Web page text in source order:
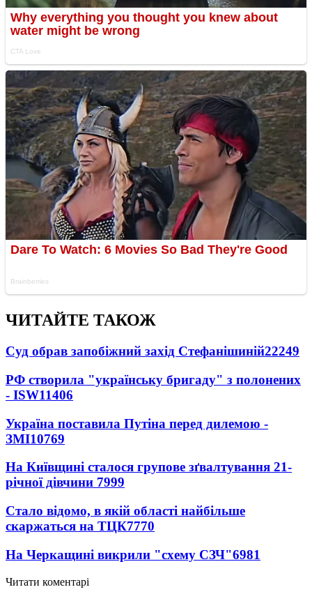
ЧИТАЙТЕ ТАКОЖ
Суд обрав запобіжний захід Стефанішиній22249
РФ створила "українську бригаду" з полонених
- ISW11406
Україна поставила Путіна перед дилемою -
ЗМІ10769
На Київщині сталося групове зґвалтування 21-
річної дівчини 7999
Стало відомо, в якій області найбільше
скаржаться на ТЦК7770
На Черкащині викрили "схему СЗЧ"6981
Читати коментарі